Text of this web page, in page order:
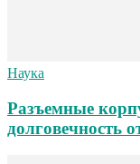
Наука
Разъемные
долговечность